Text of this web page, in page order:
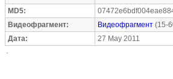
MD5:
Видеофрагмент:
Видеофрагмент (15-
Дата:
27 May 2011